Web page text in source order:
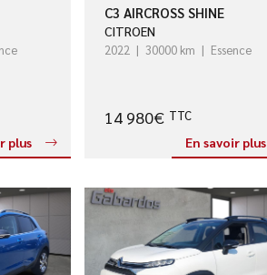
plus
C3 AIRCROSS SHINE
CITROEN
2022 30000 km Essence
14 980€ TTC
En savoir plus